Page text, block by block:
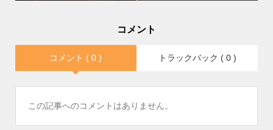
コメント
コメント ( 0 ) トラックバック ( 0 )
この記事へのコメントはありません。